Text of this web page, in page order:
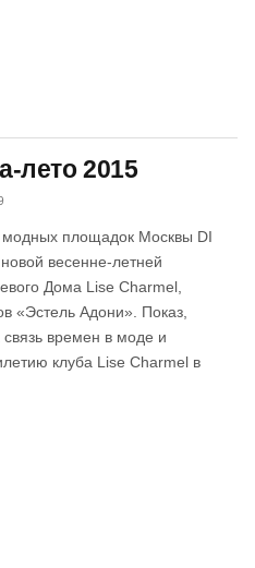
лето 2015
площадок Москвы DI
весенне-летней
Дома Lise Charmel,
«Эстель Адони». Показ,
связь времен в моде и
клуба Lise Charmel в